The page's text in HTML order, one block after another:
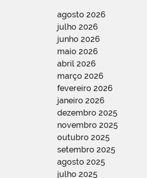
agosto 2026
julho 2026
junho 2026
maio 2026
abril 2026
março 2026
fevereiro 2026
janeiro 2026
dezembro 2025
novembro 2025
outubro 2025
setembro 2025
agosto 2025
julho 2025